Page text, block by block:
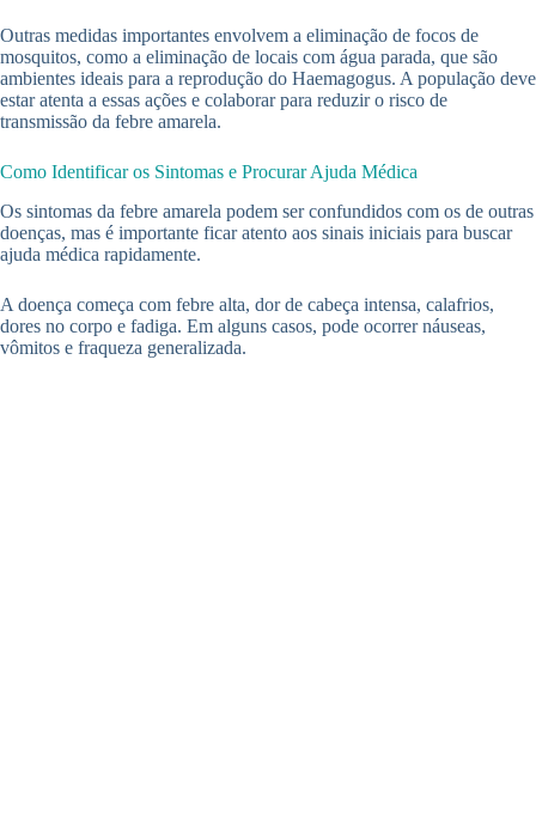
Outras medidas importantes envolvem a eliminação de focos de
mosquitos, como a eliminação de locais com água parada, que são
ambientes ideais para a reprodução do Haemagogus. A população deve
estar atenta a essas ações e colaborar para reduzir o risco de
transmissão da febre amarela.
Como Identificar os Sintomas e Procurar Ajuda Médica
Os sintomas da febre amarela podem ser confundidos com os de outras
doenças, mas é importante ficar atento aos sinais iniciais para buscar
ajuda médica rapidamente.
A doença começa com febre alta, dor de cabeça intensa, calafrios,
dores no corpo e fadiga. Em alguns casos, pode ocorrer náuseas,
vômitos e fraqueza generalizada.